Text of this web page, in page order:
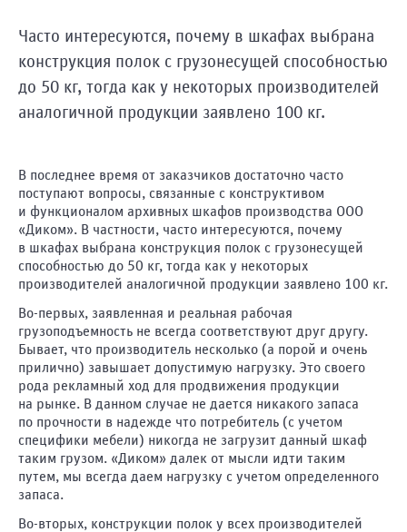
Часто интересуются, почему в шкафах выбрана
конструкция полок с грузонесущей способностью
до 50 кг, тогда как у некоторых производителей
аналогичной продукции заявлено 100 кг.
В последнее время от заказчиков достаточно часто
поступают вопросы, связанные с конструктивом
и функционалом архивных шкафов производства ООО
«Диком». В частности, часто интересуются, почему
в шкафах выбрана конструкция полок с грузонесущей
способностью до 50 кг, тогда как у некоторых
производителей аналогичной продукции заявлено 100 кг.
Во-первых, заявленная и реальная рабочая
грузоподъемность не всегда соответствуют друг другу.
Бывает, что производитель несколько (а порой и очень
прилично) завышает допустимую нагрузку. Это своего
рода рекламный ход для продвижения продукции
на рынке. В данном случае не дается никакого запаса
по прочности в надежде что потребитель (с учетом
специфики мебели) никогда не загрузит данный шкаф
таким грузом. «Диком» далек от мысли идти таким
путем, мы всегда даем нагрузку с учетом определенного
запаса.
Во-вторых, конструкции полок у всех производителей
Челны
Нижний
Новгород
Орел
Оренбург
Пенза
Ростов-
на-
Рязань
Самара
Петербург
Саратов
Старый
Оскол
Тамбов
Ваш
вопрос
Я принимаю
условия
передачи
данных.